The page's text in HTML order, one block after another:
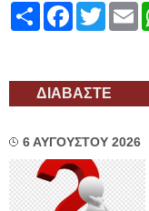
ShareFacebook
Twitter
ΔΙΑΒΑΣΤΕ
6 ΑΥΓΟΥΣΤΟΥ 2026